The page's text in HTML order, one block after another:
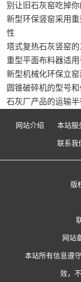
别让旧石灰窑吃掉
新型环保竖窑采用
性
塔式复热石灰竖窑
重型平面布料器适
新型机械化环保立
圆锥破碎机的型号
石灰厂产品的运输
网站介绍 本站服
联系我
版
网站
本站所有信息遵
效，